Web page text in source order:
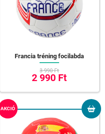
Francia tréning focilabda
3 990 Ft
2 990 Ft
AKCIÓ